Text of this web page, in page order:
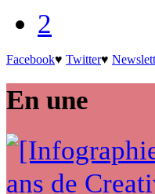
2
Facebook♥ Twitter♥
En une